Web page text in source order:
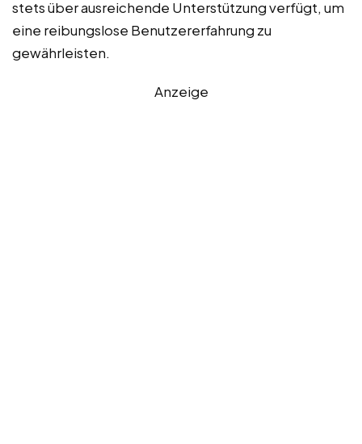
stets über ausreichende Unterstützung verfügt, um
eine reibungslose Benutzererfahrung zu
gewährleisten.
Anzeige